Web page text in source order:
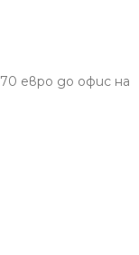
евро до офис на